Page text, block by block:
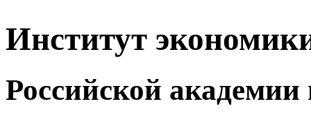
Институт
Российской академии